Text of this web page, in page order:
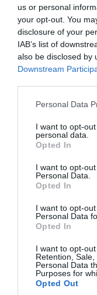
us or personal
your opt-out. You
disclosure of your
IAB’s list of
also be disclosed by
Downstream
Please note that
not limited to your
grant or deny
use your data for
consent section.
Personal Data
I want to opt-
personal data.
Opted In
I want to opt-
Personal Data.
Opted In
I want to opt-
Personal Data
Opted In
I want to opt-
Retention,
Personal Data
Purposes for
Opted Out
08.08.2026 | 18:02
Βάσει της
Ισλαμαμπάντ